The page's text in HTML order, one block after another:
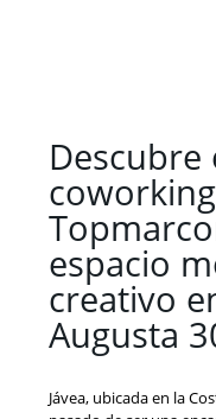
Descubre
espacio
creativo
Augusta
Jávea, ubicada en la